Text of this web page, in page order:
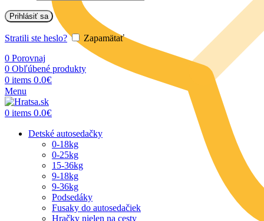
Prihlásiť sa
Stratili ste heslo?
Zapamätať
0 Porovnaj
0 Obľúbené produkty
0 items 0.0€
Menu
0 items 0.0€
Detské autosedačky
0-18kg
0-25kg
15-36kg
9-18kg
9-36kg
Podsedáky
Fusaky do autosedačiek
Hračky nielen na cesty